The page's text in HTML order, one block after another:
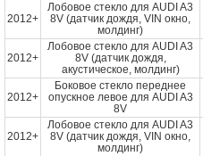
2012+
Лобовое стекло для AUDI A3
8V (датчик дождя, VIN окно,
молдинг)
2012+
Лобовое стекло для AUDI A3
8V (датчик дождя,
акустическое, молдинг)
2012+
Боковое стекло переднее
опускное левое для AUDI A3
8V
2012+
Лобовое стекло для AUDI A3
8V (датчик дождя, VIN окно,
молдинг)